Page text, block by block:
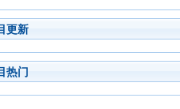
更新
热门